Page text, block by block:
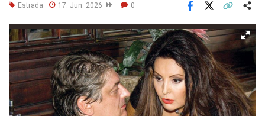
Estrada 17. Jun. 2026 0
Facebook